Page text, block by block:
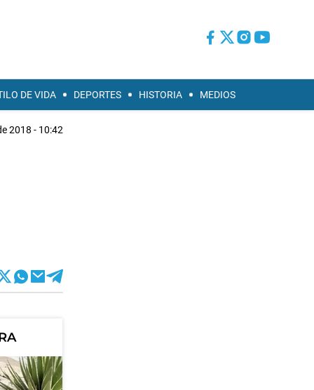
DE VIDA DEPORTES HISTORIA MEDIOS
2018 - 10:42